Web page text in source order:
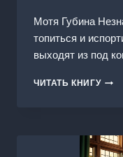
Мотя Губина
топиться и
выходят из под
ЧИТАТЬ КНИГУ
Я
ИДУ!